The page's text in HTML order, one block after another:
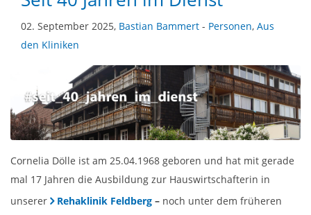
02. September 2025, Bastian Bammert - Personen, Aus
den Kliniken
Cornelia Dölle ist am 25.04.1968 geboren und hat mit gerade
mal 17 Jahren die Ausbildung zur Hauswirtschafterin in
unserer
Rehaklinik Feldberg – noch unter dem früheren